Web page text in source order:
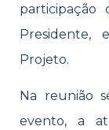
participação
Presidente,
Projeto.
Na reunião
evento, a